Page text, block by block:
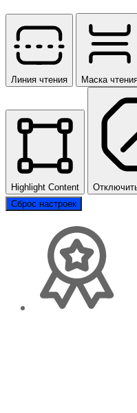
Линия чтения Маска
Highlight Content
Сброс настроек